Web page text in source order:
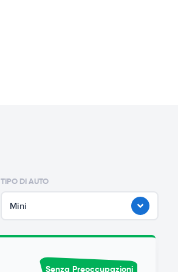
TIPO DI AUTO
Mini
Senza Preoccupazioni